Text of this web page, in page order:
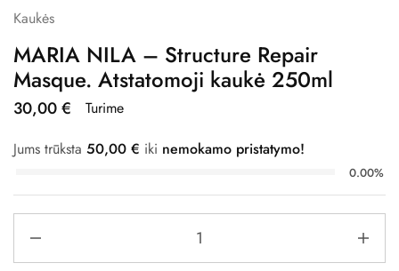
Kaukės
MARIA NILA – Structure Repair
Masque. Atstatomoji kaukė 250ml
30,00€
Turime
Jums trūksta 50,00 € iki nemokamo pristatymo!
0.00%